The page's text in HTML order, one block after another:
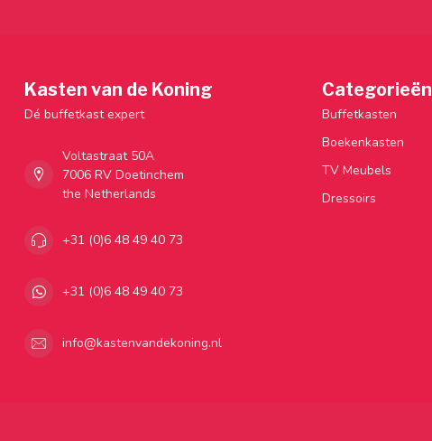
Kasten van de Koning
Dé buffetkast expert
Voltastraat 50A
7006 RV Doetinchem
the Netherlands
+31 (0)6 48 49 40 73
+31 (0)6 48 49 40 73
info@kastenvandekoning.nl
Categorieën
Buffetkasten
Boekenkasten
TV Meubels
Dressoirs